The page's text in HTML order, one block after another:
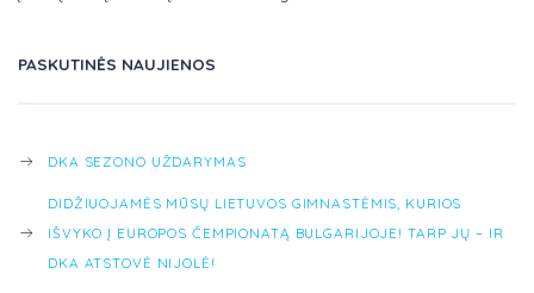
PASKUTINĖS NAUJIENOS
DKA SEZONO UŽDARYMAS
DIDŽIUOJAMĖS MŪSŲ LIETUVOS GIMNASTĖMIS, KURIOS
IŠVYKO Į EUROPOS ČEMPIONATĄ BULGARIJOJE! TARP JŲ – IR
DKA ATSTOVĖ NIJOLĖ!